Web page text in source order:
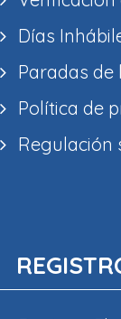
Días
Paradas de
Política de
Regulación